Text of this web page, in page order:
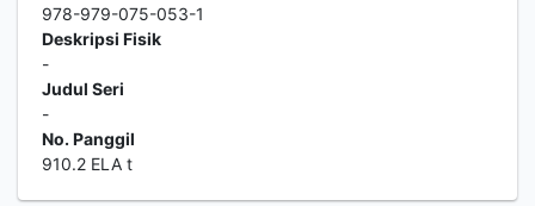
978-979-075-053-1
Deskripsi Fisik
-
Judul Seri
-
No. Panggil
910.2 ELA t